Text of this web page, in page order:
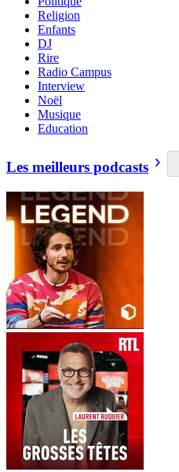
Religion
Enfants
DJ
Rire
Radio Campus
Interview
Noël
Musique
Education
Les meilleurs podcasts